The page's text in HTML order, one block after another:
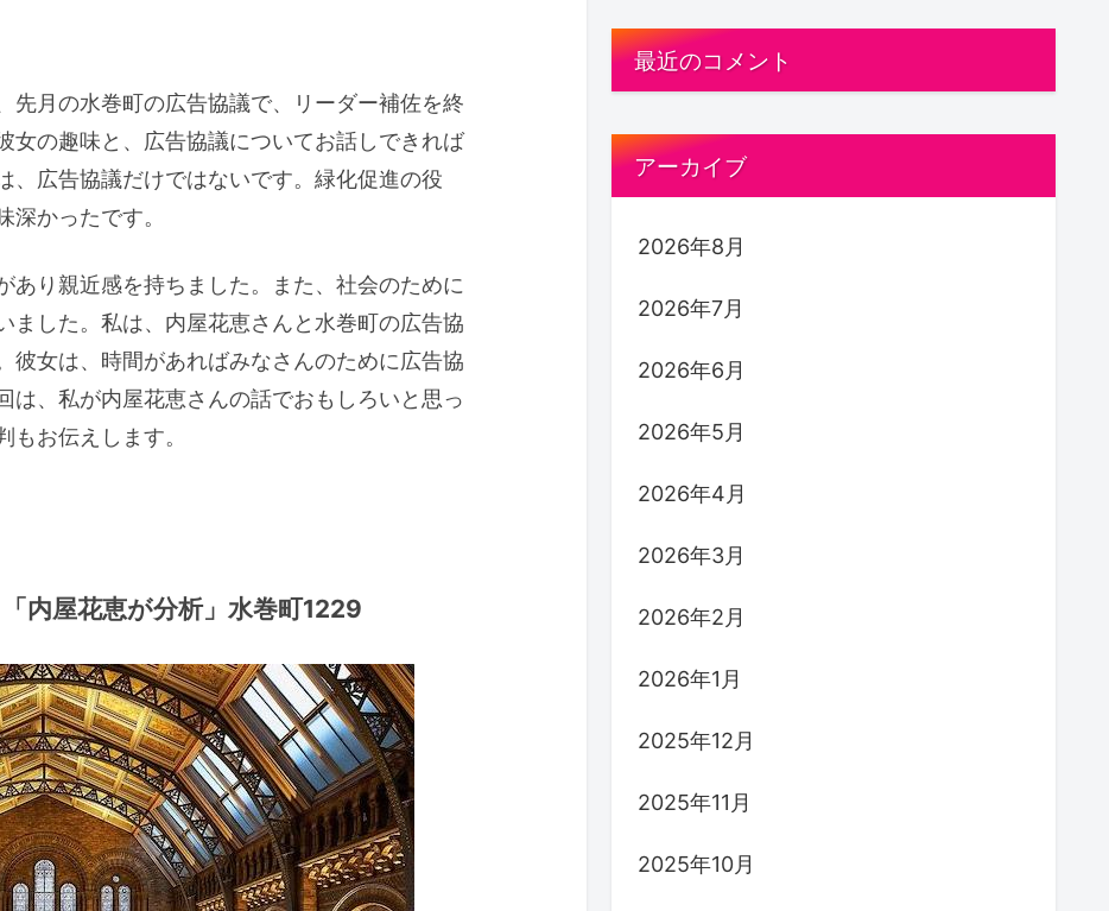
先月の水巻町の広告協議で、リーダー補佐を終
女の趣味と、広告協議についてお話しできれば
、広告協議だけではないです。緑化促進の役
かったです。
あり親近感を持ちました。また、社会のために
ました。私は、内屋花恵さんと水巻町の広告協
彼女は、時間があればみなさんのために広告協
は、私が内屋花恵さんの話でおもしろいと思っ
お伝えします。
内屋花恵が分析」水巻町1229
最近のコメント
アーカイブ
2026年8月
2026年7月
2026年6月
2026年5月
2026年4月
2026年3月
2026年2月
2026年1月
2025年12月
2025年11月
2025年10月